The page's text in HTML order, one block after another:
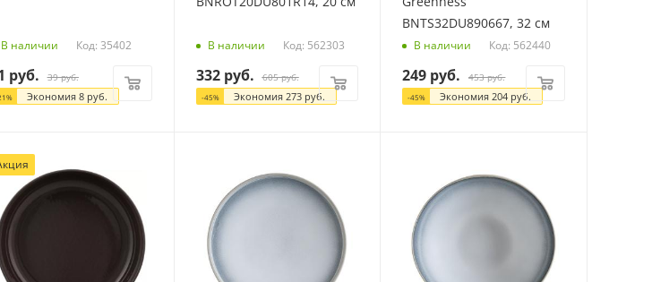
В наличии Код: 35402
руб. 39руб.
% Экономия 8руб.
В наличии Код: 562303
332руб. 605руб.
-45% Экономия 273руб.
BNTS32DU890667, 32 см
В наличии Код: 562440
249 руб. 453руб.
-45% Экономия204 руб.